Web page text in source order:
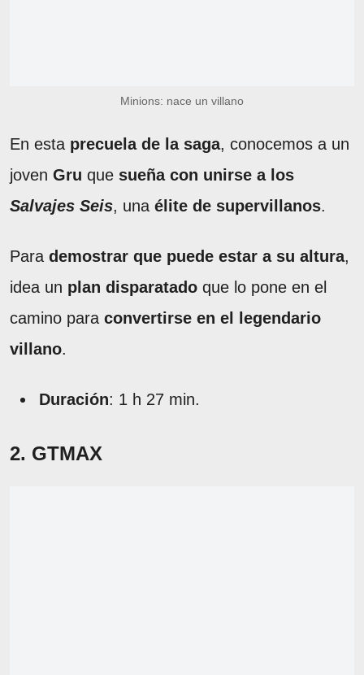
Minions: nace un villano
En esta precuela de la saga, conocemos a un
joven Gru que sueña con unirse a los
Salvajes Seis, una élite de supervillanos.
Para demostrar que puede estar a su altura,
idea un plan disparatado que lo pone en el
camino para convertirse en el legendario
villano.
Duración: 1 h 27 min.
2. GTMAX